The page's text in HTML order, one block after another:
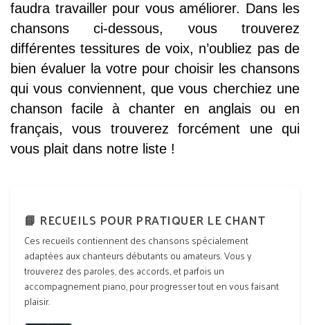
faudra travailler pour vous améliorer. Dans les
chansons ci-dessous, vous trouverez
différentes tessitures de voix, n’oubliez pas de
bien évaluer la votre pour choisir les chansons
qui vous conviennent, que vous cherchiez une
chanson facile à chanter en anglais ou en
français, vous trouverez forcément une qui
vous plait dans notre liste !
📘 RECUEILS POUR PRATIQUER LE CHANT
Ces recueils contiennent des chansons spécialement
adaptées aux chanteurs débutants ou amateurs. Vous y
trouverez des paroles, des accords, et parfois un
accompagnement piano, pour progresser tout en vous faisant
plaisir.